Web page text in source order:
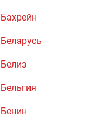
Бахрейн
Беларусь
Белиз
Бельгия
Бенин